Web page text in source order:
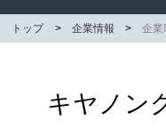
トップ 企業情報 企業
キヤノン